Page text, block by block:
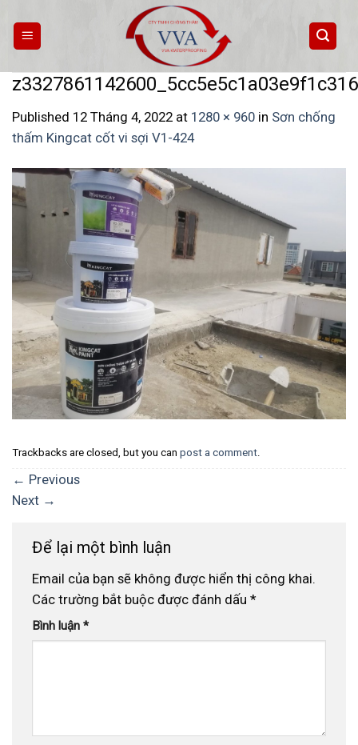
content
Published 12 Tháng 4, 2022 at 1280 × 960 in Sơn chống
thấm Kingcat cốt vi sợi V1-424
Trackbacks are closed, but you can post a comment.
← Previous
Next →
Để lại một bình luận
Email của bạn sẽ không được hiển thị công khai.
Các trường bắt buộc được đánh dấu *
Bình luận *